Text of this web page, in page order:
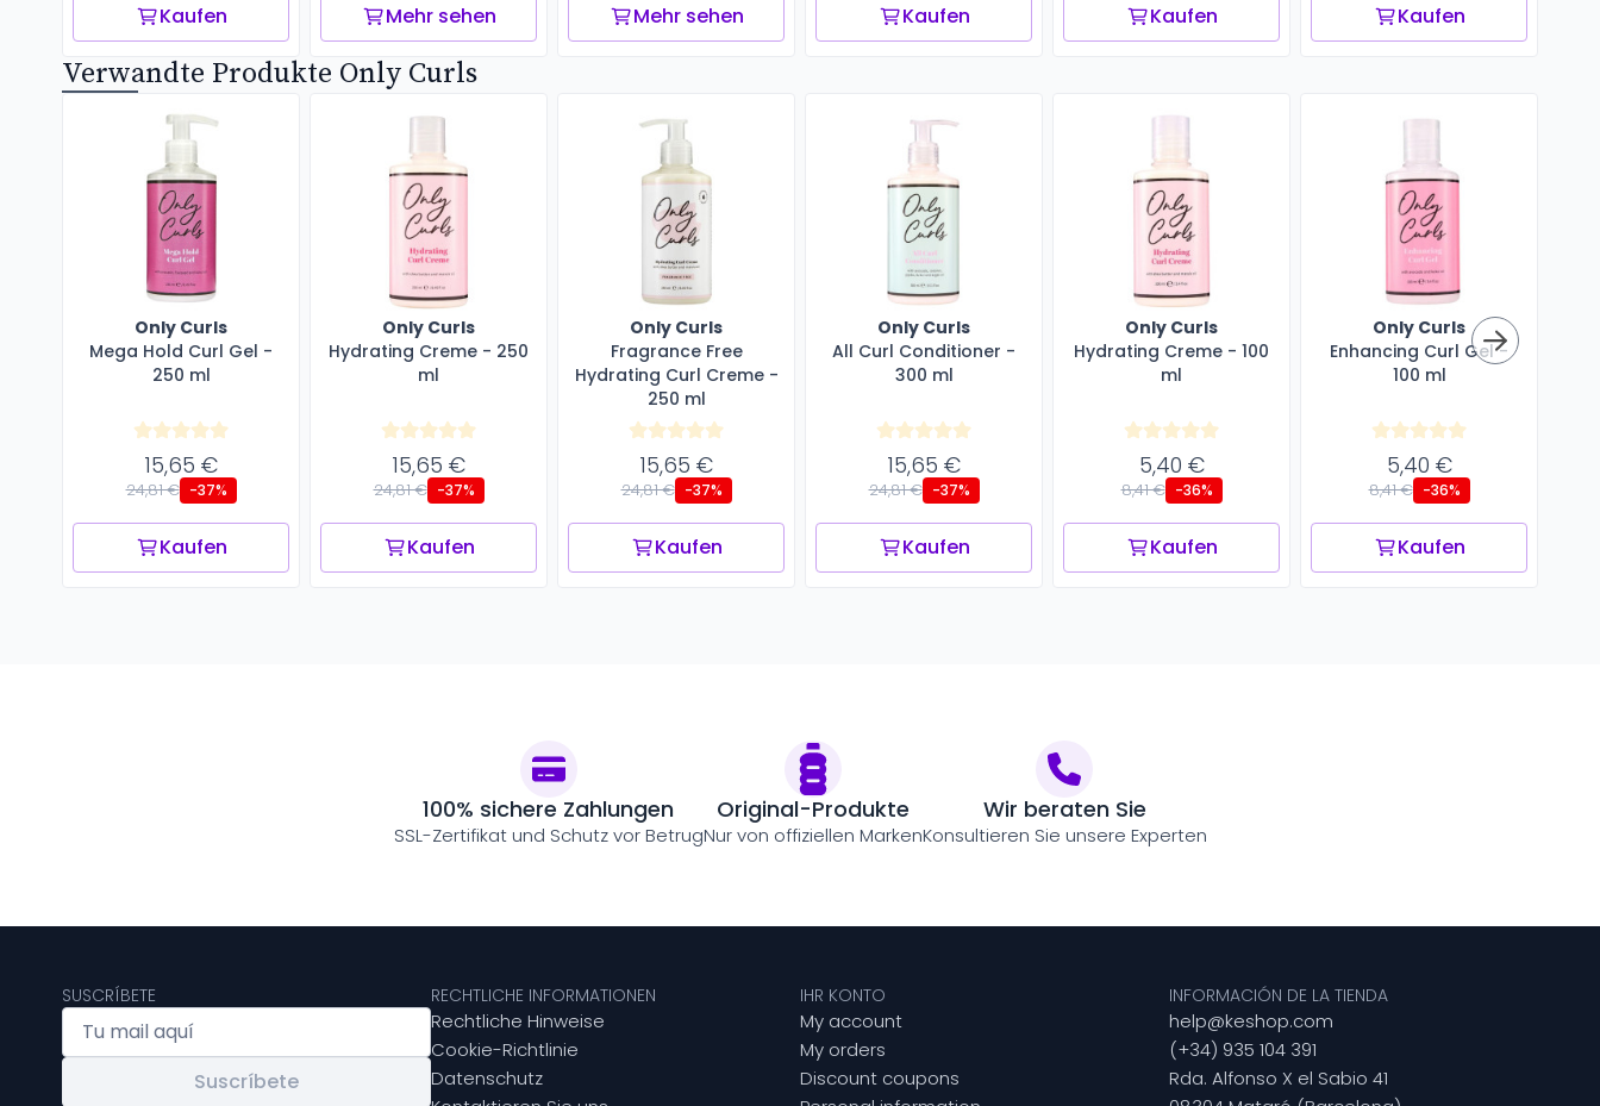
Kaufen Mehr sehen Mehr sehen Kaufen Kaufen Kaufen
Verwandte Produkte Only Curls
Only Curls
Mega Hold Curl Gel -
250 ml
15,65 €
24,81 € -37%
Kaufen
Only Curls
Hydrating Creme - 250
ml
15,65 €
24,81 € -37%
Kaufen
Only Curls
Fragrance Free
Hydrating Curl Creme -
250 ml
15,65 €
24,81 € -37%
Kaufen
Only Curls
All Curl Conditioner -
300 ml
15,65 €
24,81 € -37%
Kaufen
Only Curls
Hydrating Creme - 100
ml
5,40 €
8,41 € -36%
Kaufen
Only Curls
Enhancing Curl Gel -
100 ml
5,40 €
8,41 € -36%
Kaufen
100% sichere Zahlungen
SSL-Zertifikat und Schutz vor Betrug
Original-Produkte
Nur von offiziellen Marken
Wir beraten Sie
Konsultieren Sie unsere Experten
SUSCRÍBETE
Suscríbete
RECHTLICHE INFORMATIONEN
Rechtliche Hinweise
Cookie-Richtlinie
Datenschutz
IHR KONTO
My account
My orders
Discount coupons
INFORMACIÓN DE LA TIENDA
help@keshop.com
(+34) 935 104 391
Rda. Alfonso X el Sabio 41